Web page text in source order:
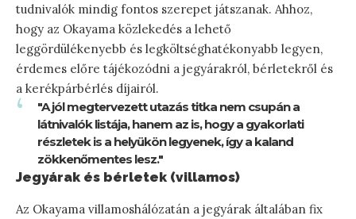
tudnivalók mindig fontos szerepet játszanak. Ahhoz,
hogy az Okayama közlekedés a lehető
leggördülékenyebb és legköltséghatékonyabb legyen,
érdemes előre tájékozódni a jegyárakról, bérletekről és
a kerékpárbérlés díjairól.
"A jól megtervezett utazás titka nem csupán a
látnivalók listája, hanem az is, hogy a gyakorlati
részletek is a helyükön legyenek, így a kaland
zökkenőmentes lesz."
Jegyárak és bérletek (villamos)
Az Okayama villamoshálózatán a jegyárak általában fix